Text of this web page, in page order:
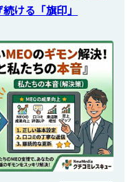
ける「旗印」